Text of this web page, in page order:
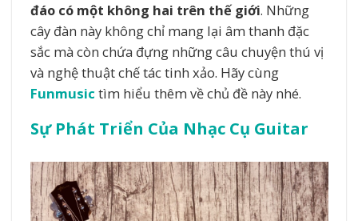
đáo có một không hai trên thế giới. Những
cây đàn này không chỉ mang lại âm thanh đặc
sắc mà còn chứa đựng những câu chuyện thú vị
và nghệ thuật chế tác tinh xảo. Hãy cùng
Funmusictìm hiểu thêm về chủ đề này nhé.
Sự Phát Triển Của Nhạc Cụ Guitar